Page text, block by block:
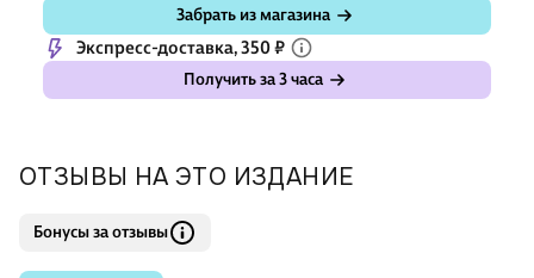
Забрать из магазина
Экспресс-доставка, 350 ₽
Получить за 3 часа
ОТЗЫВЫ НА ЭТО ИЗДАНИЕ
Бонусы за отзывы